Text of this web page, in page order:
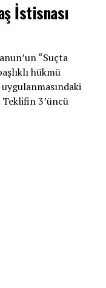
İstisnası
“Suçta
hükmü
Teklifin 3’üncü